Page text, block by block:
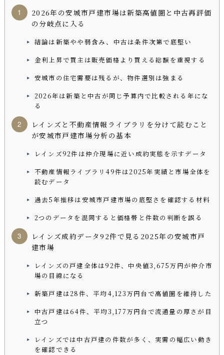
2026年の安城市戸建市場は新築高値圏と中古再評価
の分岐点に入る
結論は新築やや弱含み、中古は条件次第で底堅い
金利上昇で買主は販売価格より買える総額を重視する
安城市の住宅需要は残るが、物件選別は強まる
2026年は新築と中古が同じ予算内で比較される年にな
る
レインズと不動産情報ライブラリを分けて読むこと
が安城市戸建市場分析の基本
レインズ92件は仲介現場に近い成約実態を示すデータ
不動産情報ライブラリ49件は2025年実績と市場全体を
読むデータ
過去5年推移は安城市戸建市場の底堅さを確認する材料
2つのデータを混同すると価格帯と件数の判断を誤る
レインズ成約データ92件で見る2025年の安城市戸
建市場
レインズの戸建全体は92件、中央値3,675万円が仲介市
場の目線になる
新築戸建は28件、平均4,123万円台で高値圏を維持した
中古戸建は64件、平均3,177万円台で流通量の厚さが目
立つ
レインズでは中古戸建の件数が多く、実需の幅広い動き
を確認できる